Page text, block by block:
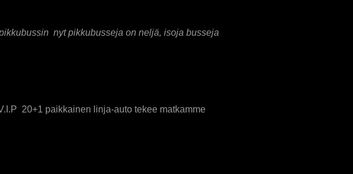
nyt pikkubusseja on neljä, isoja busseja
20+1 paikkainen linja-auto tekee matkamme